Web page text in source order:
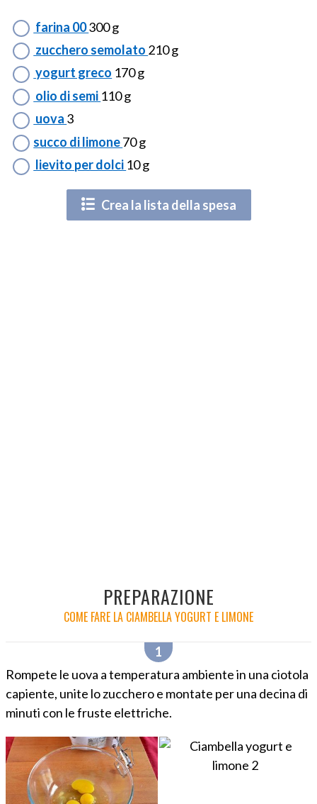
farina 00300 g
zucchero semolato 210 g
yogurt greco 170 g
olio di semi 110 g
uova 3
succo di limone70 g
lievito per dolci 10 g
Crea la lista della spesa
PREPARAZIONE
COME FARE LA CIAMBELLA YOGURT E LIMONE
Rompete le uova a temperatura ambiente in una ciotola
capiente, unite lo zucchero e montate per una decina di
minuti con le fruste elettriche.